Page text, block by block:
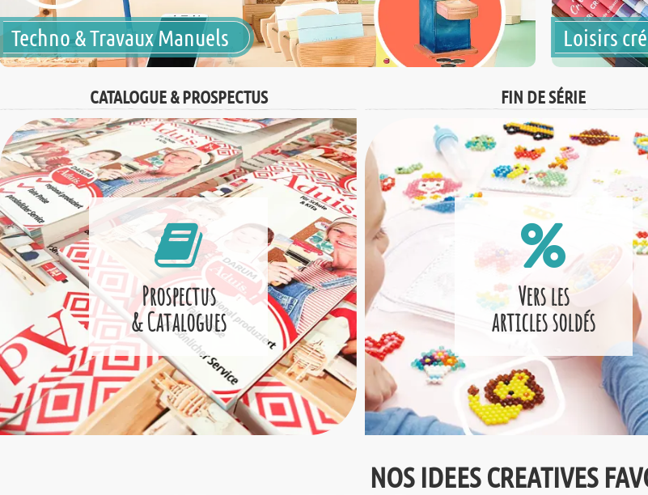
Techno & Travaux Manuels Loisirs
CATALOGUE & PROSPECTUS
Prospectus
& Catalogues
FIN DE SÉRIE
Vers les
articles soldés
NOS IDEES CREATIVES